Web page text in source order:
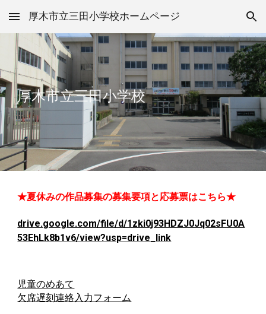
Skip to main content Skip to navigation
厚木市立三田小学校ホームページ
厚木市立三田小学校
★夏休みの作品募集の募集要項と応募票はこちら★
drive.google.com/file/d/1zki0j93HDZJ0Jq02sFU0A
53EhLk8b1v6/view?usp=drive_link
児童のめあて
欠席遅刻連絡入力フォーム